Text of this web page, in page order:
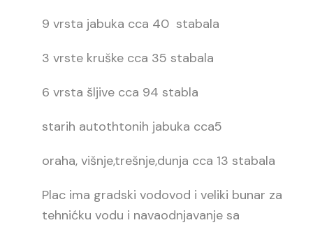
9 vrsta jabuka cca 40 stabala
3 vrste kruške cca 35 stabala
6 vrsta šljive cca 94 stabla
starih autothtonih jabuka cca5
oraha, višnje,trešnje,dunja cca 13 stabala
Plac ima gradski vodovod i veliki bunar za
tehnićku vodu i navaodnjavanje sa